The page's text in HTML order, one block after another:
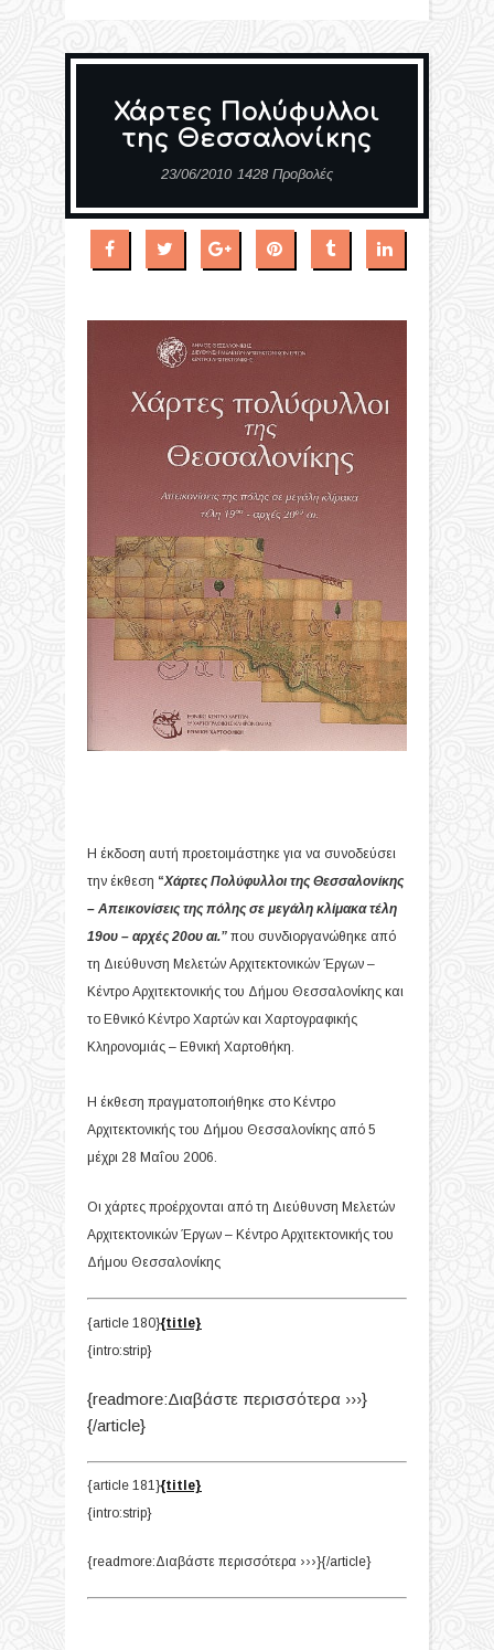
Χάρτες Πολύφυλλοι
της Θεσσαλονίκης
23/06/2010 1428 Προβολές
Η έκδοση αυτή προετοιμάστηκε για να συνοδεύσει
την έκθεση “Χάρτες Πολύφυλλοι της Θεσσαλονίκης
– Απεικονίσεις της πόλης σε μεγάλη κλίμακα τέλη
19ου – αρχές 20ου αι.” που συνδιοργανώθηκε από
τη Διεύθυνση Μελετών Αρχιτεκτονικών Έργων –
Κέντρο Αρχιτεκτονικής του Δήμου Θεσσαλονίκης και
το Εθνικό Κέντρο Χαρτών και Χαρτογραφικής
Κληρονομιάς – Εθνική Χαρτοθήκη.
Η έκθεση πραγματοποιήθηκε στο Κέντρο
Αρχιτεκτονικής του Δήμου Θεσσαλονίκης από 5
μέχρι 28 Μαΐου 2006.
Οι χάρτες προέρχονται από τη Διεύθυνση Μελετών
Αρχιτεκτονικών Έργων – Κέντρο Αρχιτεκτονικής του
Δήμου Θεσσαλονίκης
{article 180}{title}
{intro:strip}
{readmore:Διαβάστε περισσότερα ›››}
{/article}
{article 181}{title}
{intro:strip}
{readmore:Διαβάστε περισσότερα ›››}{/article}